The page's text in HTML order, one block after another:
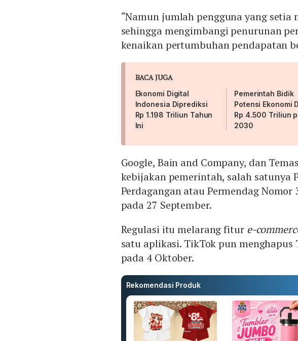
“Namun jumlah pengguna yang setia
sehingga mengimbangi penurunan
kenaikan pertumbuhan pendapatan
BACA JUGA
Ekonomi Digital
Indonesia Diprediksi
Rp 1.198 Triliun Tahun
Ini
Pemerintah Bidik
Potensi Ekonomi
Rp 4.500 Triliun
2030
Google, Bain and Company, dan
kebijakan pemerintah, salah satunya
Perdagangan atau Permendag
pada 27 September.
Regulasi itu melarang fitur e-
satu aplikasi. TikTok pun menghapus
pada 4 Oktober.
Rekomendasi Produk